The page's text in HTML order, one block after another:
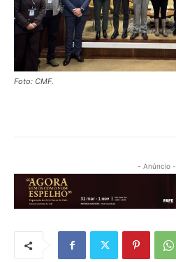
Foto: CMF.
- Anúncio -